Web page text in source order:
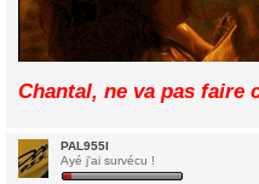
Chantal, ne va pas faire
PAL955I
Ayé j'ai survécu !